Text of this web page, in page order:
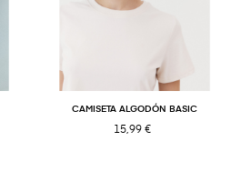
CAMISETA ALGODÓN BASIC
15,99 €